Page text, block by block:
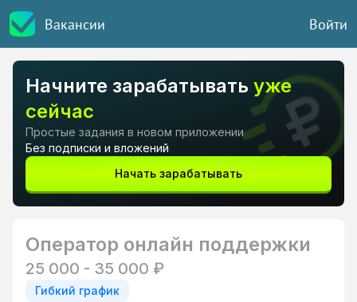
Вакансии Войти
Начните зарабатывать уже
сейчас
Простые задания в новом приложении
Без подписки и вложений
Начать зарабатывать
Оператор онлайн поддержки
25 000 - 35 000 ₽
Гибкий график